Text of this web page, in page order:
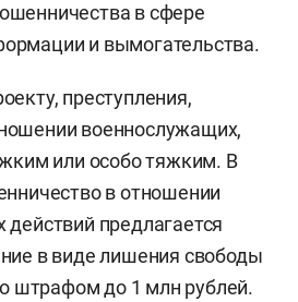
в сфере
и вымогательства.
преступления,
военнослужащих,
или особо тяжким. В
в отношении
действий предлагается
в виде лишения свободы
штрафом до 1 млн рублей.